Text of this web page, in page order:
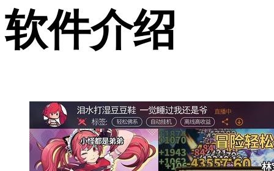
软件介绍